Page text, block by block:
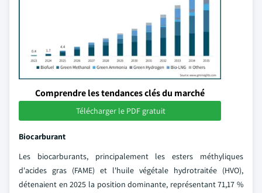
Comprendre les tendances clés du marché
Télécharger le PDF gratuit
Biocarburant
Les biocarburants, principalement les esters méthyliques
d'acides gras (FAME) et l'huile végétale hydrotraitée (HVO),
détenaient en 2025 la position dominante, représentant 71,17 %